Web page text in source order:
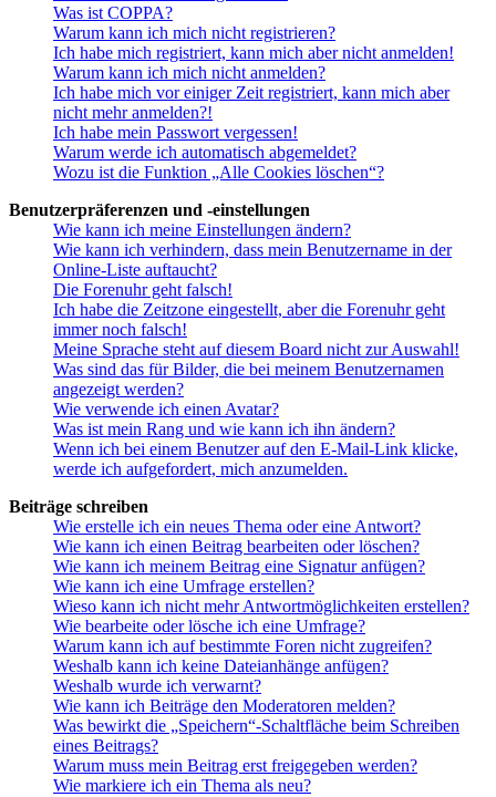
Was ist COPPA?
Warum kann ich mich nicht registrieren?
Ich habe mich registriert, kann mich aber nicht anmelden!
Warum kann ich mich nicht anmelden?
Ich habe mich vor einiger Zeit registriert, kann mich aber
nicht mehr anmelden?!
Ich habe mein Passwort vergessen!
Warum werde ich automatisch abgemeldet?
Wozu ist die Funktion „Alle Cookies löschen“?
Benutzerpräferenzen und -einstellungen
Wie kann ich meine Einstellungen ändern?
Wie kann ich verhindern, dass mein Benutzername in der
Online-Liste auftaucht?
Die Forenuhr geht falsch!
Ich habe die Zeitzone eingestellt, aber die Forenuhr geht
immer noch falsch!
Meine Sprache steht auf diesem Board nicht zur Auswahl!
Was sind das für Bilder, die bei meinem Benutzernamen
angezeigt werden?
Wie verwende ich einen Avatar?
Was ist mein Rang und wie kann ich ihn ändern?
Wenn ich bei einem Benutzer auf den E-Mail-Link klicke,
werde ich aufgefordert, mich anzumelden.
Beiträge schreiben
Wie erstelle ich ein neues Thema oder eine Antwort?
Wie kann ich einen Beitrag bearbeiten oder löschen?
Wie kann ich meinem Beitrag eine Signatur anfügen?
Wie kann ich eine Umfrage erstellen?
Wieso kann ich nicht mehr Antwortmöglichkeiten erstellen?
Wie bearbeite oder lösche ich eine Umfrage?
Warum kann ich auf bestimmte Foren nicht zugreifen?
Weshalb kann ich keine Dateianhänge anfügen?
Weshalb wurde ich verwarnt?
Wie kann ich Beiträge den Moderatoren melden?
Was bewirkt die „Speichern“-Schaltfläche beim Schreiben
eines Beitrags?
Warum muss mein Beitrag erst freigegeben werden?
Wie markiere ich ein Thema als neu?